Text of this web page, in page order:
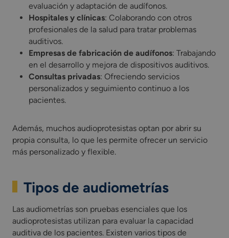
evaluación y adaptación de audífonos.
Hospitales y clínicas: Colaborando con otros
profesionales de la salud para tratar problemas
auditivos.
Empresas de fabricación de audífonos: Trabajando
en el desarrollo y mejora de dispositivos auditivos.
Consultas privadas: Ofreciendo servicios
personalizados y seguimiento continuo a los
pacientes.
Además, muchos audioprotesistas optan por abrir su
propia consulta, lo que les permite ofrecer un servicio
más personalizado y flexible.
Tipos de audiometrías
Las audiometrías son pruebas esenciales que los
audioprotesistas utilizan para evaluar la capacidad
auditiva de los pacientes. Existen varios tipos de